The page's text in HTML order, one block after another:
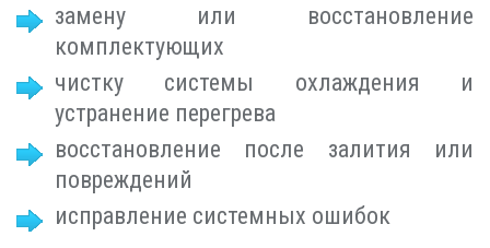
замену или восстановление
комплектующих
чистку системы охлаждения и
устранение перегрева
восстановление после залития или
повреждений
исправление системных ошибок